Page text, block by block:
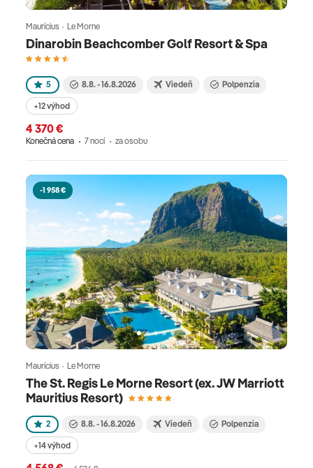
Dinarobin Beachcomber Golf Resort & Spa
Maurícius · Le Morne
5 8.8. - 16.8.2026 Viedeň Polpenzia
+12 výhod
4 370 €
Konečná cena 7 nocí za osobu
-1 958 €
The St. Regis Le Morne Resort (ex. JW Marriott
Mauritius Resort)
Maurícius · Le Morne
2 8.8. - 16.8.2026 Viedeň Polpenzia
+14 výhod